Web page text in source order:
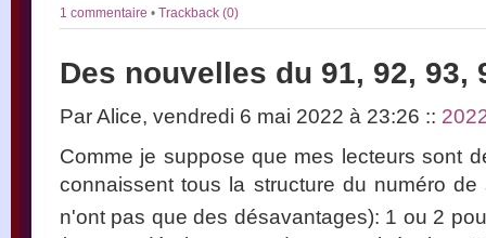
1 commentaire • Trackback (0)
Des nouvelles du 91, 92, 93,
Par Alice, vendredi 6 mai 2022 à 23:26 ::
Comme je suppose que mes lecteurs sont
connaissent tous la structure du numéro
n'ont pas que des désavantages): 1 ou 2